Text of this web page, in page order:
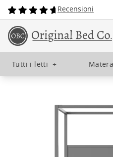
Recensioni
Tutti i letti +